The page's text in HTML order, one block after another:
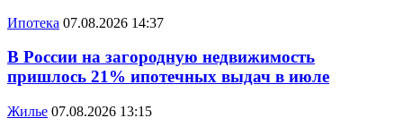
Ипотека 07.08.2026 14:37
В России на загородную недвижимость
пришлось 21% ипотечных выдач в июле
Жилье 07.08.2026 13:15